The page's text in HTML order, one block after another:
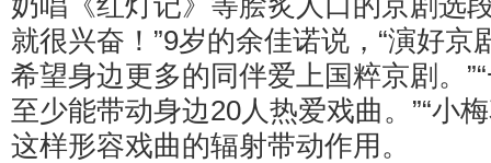
就很兴奋！”9岁的余佳诺说，“演好京
希望身边更多的同伴爱上国粹京剧。
至少能带动身边20人热爱戏曲。”“小
这样形容戏曲的辐射带动作用。